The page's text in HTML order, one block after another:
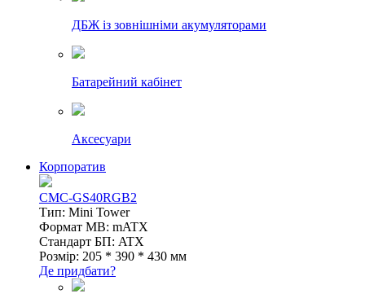
ДБЖ із зовнішніми акумуляторами
Батарейний кабінет
Аксесуари
Корпоратив
CMC-GS40RGB2
Тип: Mini Tower
Формат MB: mATX
Стандарт БП: ATX
Розмір: 205 * 390 * 430 мм
Де придбати?